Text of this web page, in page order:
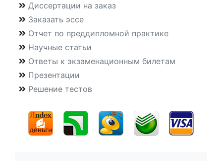
Диссертации на заказ
Заказать эссе
Отчет по преддипломной практике
Научные статьи
Ответы к экзаменационным билетам
Презентации
Решение тестов